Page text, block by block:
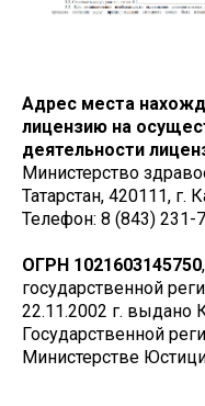
Адрес места
лицензию на
деятельности
Министерство
Татарстан, 420111, г.
Телефон: 8 (843) 231-
ОГРН 1021603145750
государственной
22.11.2002 г.
Государственной
Министерстве